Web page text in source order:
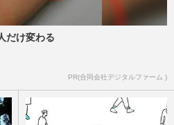
だけ変わる
PR(合同会社デジタルファーム )